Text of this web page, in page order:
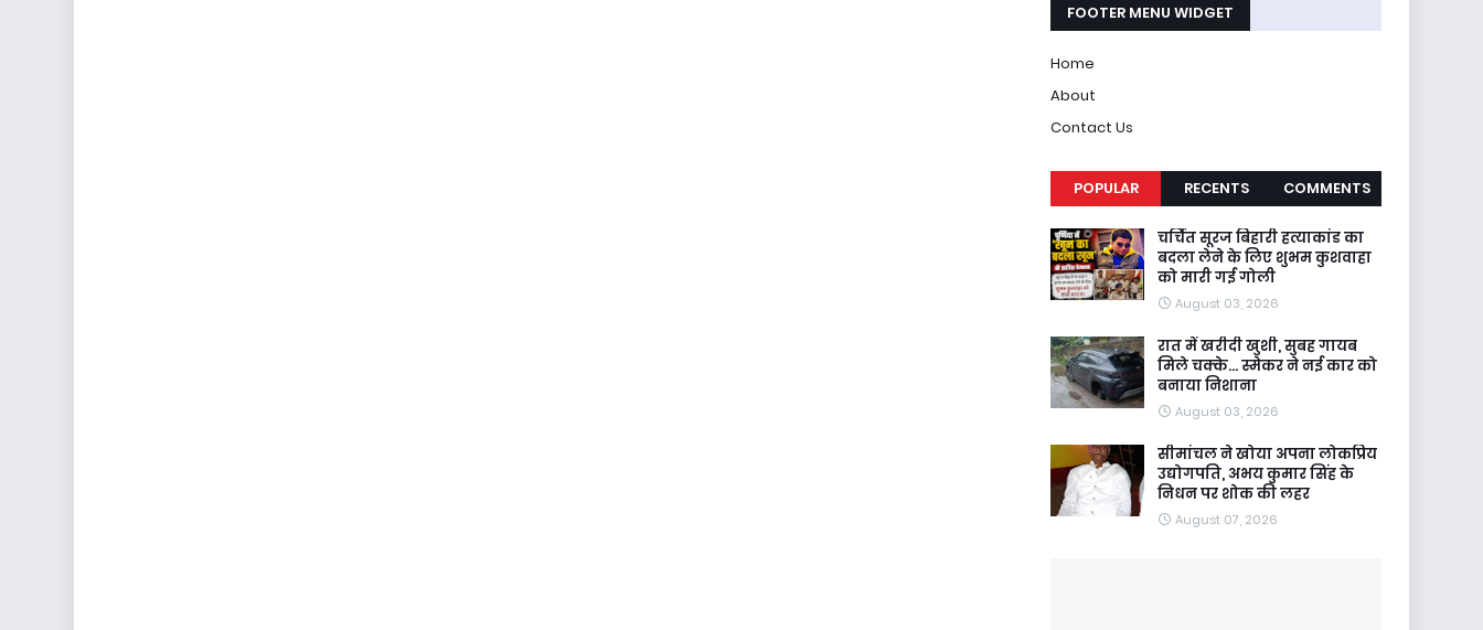
FOOTER MENU WIDGET
Home
About
Contact Us
POPULAR RECENTS COMMENTS
चर्चित सूरज बिहारी हत्याकांड का
बदला लेने के लिए शुभम कुशवाहा
को मारी गई गोली
August 03, 2026
रात में खरीदी खुशी, सुबह गायब
मिले चक्के... स्मेकर ने नई कार को
बनाया निशाना
August 03, 2026
सीमांचल ने खोया अपना लोकप्रिय
उद्योगपति, अभय कुमार सिंह के
निधन पर शोक की लहर
August 07, 2026